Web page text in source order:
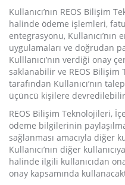
Kullanıcı’nın REOS Bilişim
halinde ödeme işlemleri,
entegrasyonu,
uygulamaları ve doğrudan
Kulllanıcı’nın verdiği onay
saklanabilir ve REOS Bilişim
tarafından Kullanıcı’nın
üçüncü kişilere
REOS Bilişim Teknolojileri,
ödeme bilgilerinin
sağlanması amacıyla diğer
Kullanıcı’nın diğer
halinde ilgili kullanıcıdan
onay kapsamında